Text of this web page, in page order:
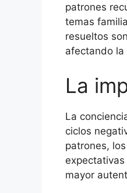
patrones
temas
resueltos
afectando la
La
La
ciclos
patrones,
mayor